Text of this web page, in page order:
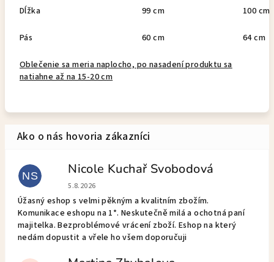
Dĺžka 99 cm 100 cm
Pás 60 cm 64 cm
Oblečenie sa meria naplocho, po nasadení produktu sa
natiahne až na 15-20 cm
NS Nicole Kuchař Svobodová
Hodnotenie obchodu je 5 z 5 hviezdičiek.
5.8.2026
Úžasný eshop s velmi pěkným a kvalitním zbožím.
Komunikace eshopu na 1*. Neskutečně milá a ochotná paní
majitelka. Bezproblémové vrácení zboží. Eshop na který
nedám dopustit a vřele ho všem doporučuji